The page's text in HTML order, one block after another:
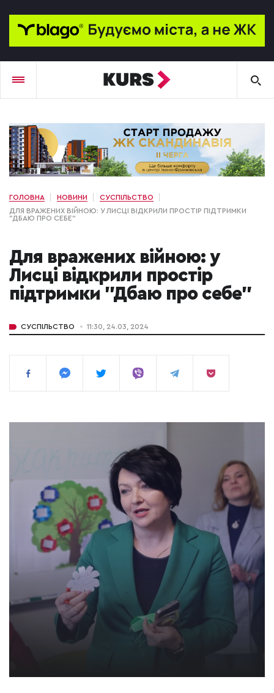
ГОЛОВНА НОВИНИ
СУСПІЛЬСТВО
ДЛЯ ВРАЖЕНИХ ВІЙНОЮ: У ЛИСЦІ ВІДКРИЛИ ПРОСТІР ПІДТРИМКИ
"ДБАЮ ПРО СЕБЕ"
Для вражених війною: у
Лисці відкрили простір
підтримки "Дбаю про себе"
СУСПІЛЬСТВО 11:30, 24.03, 2024